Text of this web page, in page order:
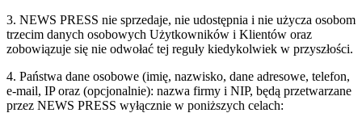
3. NEWS PRESS nie sprzedaje, nie udostępnia i nie użycza osobom
trzecim danych osobowych Użytkowników i Klientów oraz
zobowiązuje się nie odwołać tej reguły kiedykolwiek w przyszłości.
4. Państwa dane osobowe (imię, nazwisko, dane adresowe, telefon,
e-mail, IP oraz (opcjonalnie): nazwa firmy i NIP, będą przetwarzane
przez NEWS PRESS wyłącznie w poniższych celach: